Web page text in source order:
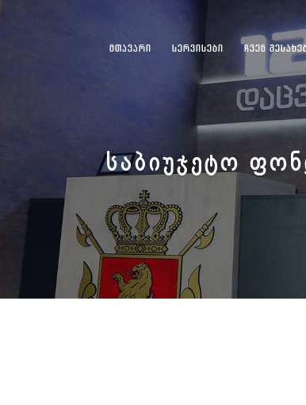
ᲛᲗᲐᲕᲐᲠᲘ ᲡᲔᲠᲕᲘᲡᲔᲑᲘ ᲩᲕᲔᲜ
ᲡᲐᲑᲘᲣᲯᲔᲢᲝ